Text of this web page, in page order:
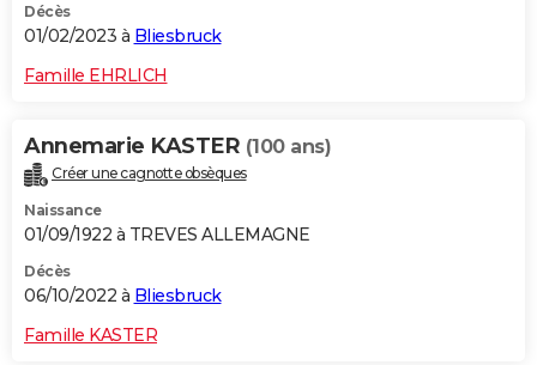
Décès
01/02/2023 à Bliesbruck
Famille EHRLICH
Annemarie KASTER (100 ans)
Créer une cagnotte obsèques
Naissance
01/09/1922 à TREVES ALLEMAGNE
Décès
06/10/2022 à Bliesbruck
Famille KASTER